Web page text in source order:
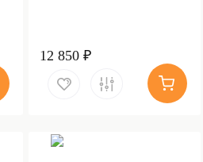
12 850 ₽